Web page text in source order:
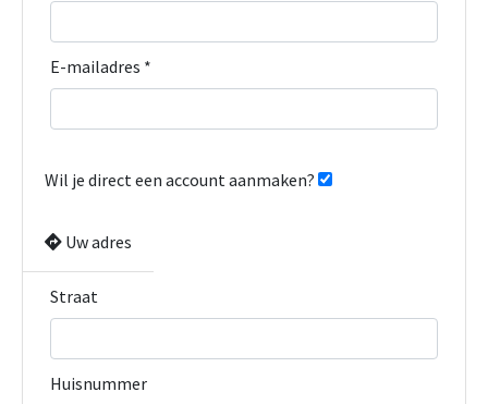
E-mailadres *
Wil je direct een account aanmaken?
Uw adres
Straat
Huisnummer